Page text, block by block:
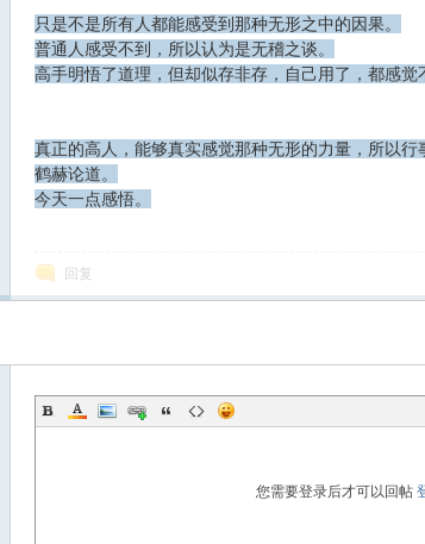
只是不是所有人都能感受到那种无形之中的因果。
普通人感受不到，所以认为是无稽之谈。
高手明悟了道理，但却似存非存，自己用了，都感觉
真正的高人，能够真实感觉那种无形的力量，所以
鹤赫论道。
今天一点感悟。
回复
您需要登录后才可以回帖